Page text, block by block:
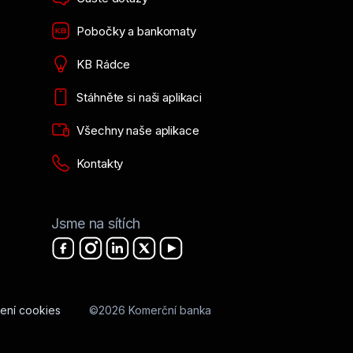
Pobočky a bankomaty
KB Rádce
Stáhněte si naši aplikaci
Všechny naše aplikace
Kontakty
Jsme na sítích
cookies ©2026 Komerční banka